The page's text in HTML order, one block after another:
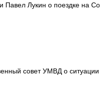
Лукин о поездке на
совет УМВД о ситуации